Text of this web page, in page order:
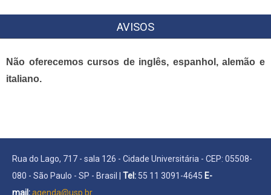
AVISOS
Não oferecemos cursos de inglês, espanhol, alemão e
italiano.
Rua do Lago, 717 - sala 126 - Cidade Universitária - CEP: 05508-
080 - São Paulo - SP - Brasil | Tel: 55 11 3091-4645 E-
mail:agenda@usp.br